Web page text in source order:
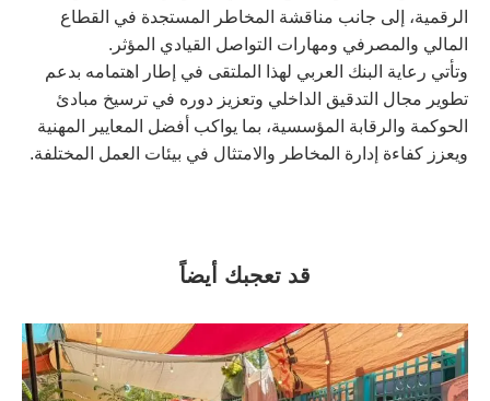
الرقمية، إلى جانب مناقشة المخاطر المستجدة في القطاع
المالي والمصرفي ومهارات التواصل القيادي المؤثر.
وتأتي رعاية البنك العربي لهذا الملتقى في إطار اهتمامه بدعم
تطوير مجال التدقيق الداخلي وتعزيز دوره في ترسيخ مبادئ
الحوكمة والرقابة المؤسسية، بما يواكب أفضل المعايير المهنية
ويعزز كفاءة إدارة المخاطر والامتثال في بيئات العمل المختلفة.
قد تعجبك أيضاً